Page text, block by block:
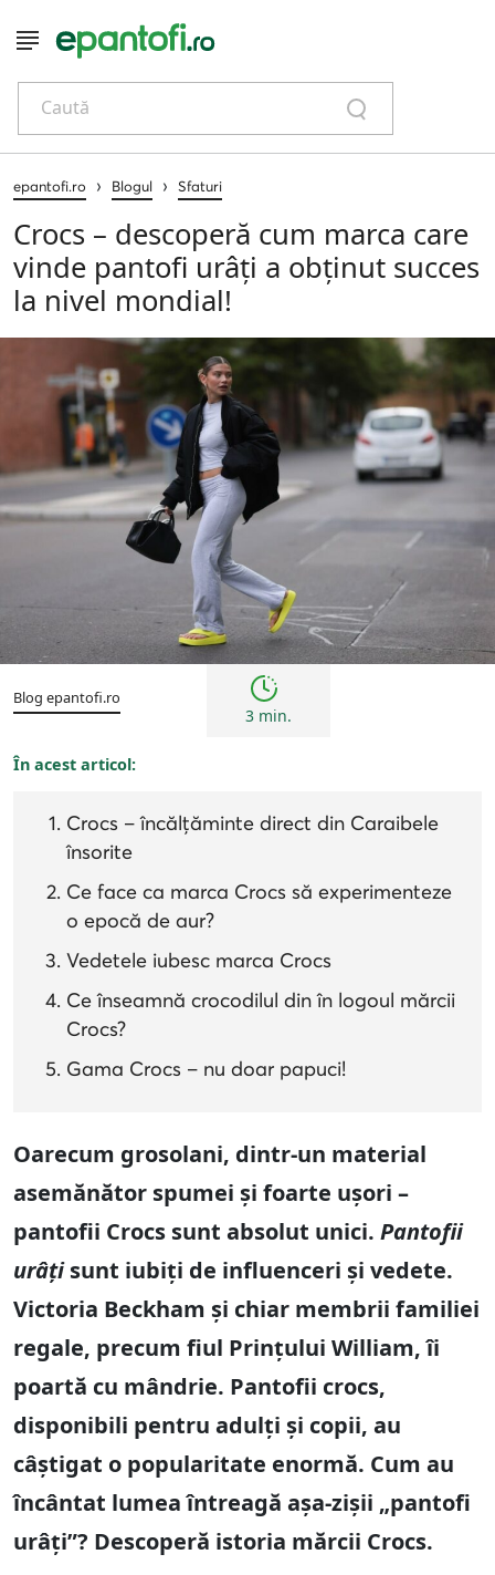
Caută
epantofi.ro › Blogul › Sfaturi
Crocs – descoperă cum marca care
vinde pantofi urâți a obținut succes
la nivel mondial!
Blog epantofi.ro
3 min.
În acest articol:
Crocs – încălțăminte direct din Caraibele
însorite
Ce face ca marca Crocs să experimenteze
o epocă de aur?
Vedetele iubesc marca Crocs
Ce înseamnă crocodilul din în logoul mărcii
Crocs?
Gama Crocs – nu doar papuci!
Oarecum grosolani, dintr-un material
asemănător spumei și foarte ușori –
pantofii Crocs sunt absolut unici. Pantofii
urâțisunt iubiți de influenceri și vedete.
Victoria Beckham și chiar membrii familiei
regale, precum fiul Prințului William, îi
poartă cu mândrie. Pantofii crocs,
disponibili pentru adulți și copii, au
câștigat o popularitate enormă. Cum au
încântat lumea întreagă așa-zișii „pantofi
urâți”? Descoperă istoria mărcii Crocs.